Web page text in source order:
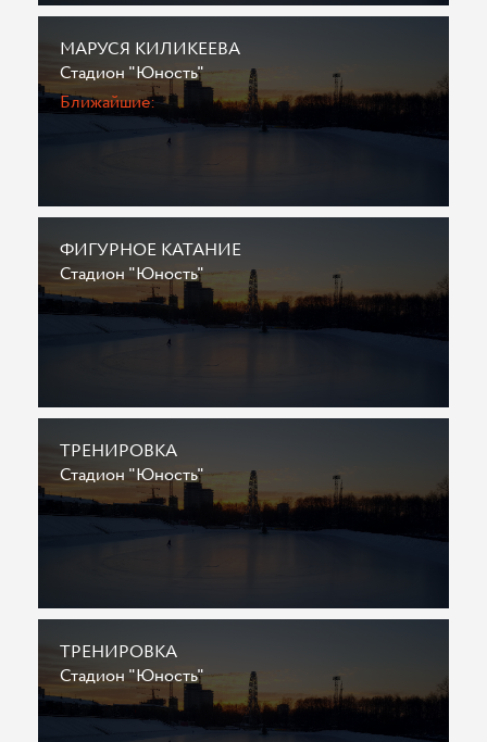
МАРУСЯ КИЛИКЕЕВА
Стадион "Юность"
Ближайшие:
ФИГУРНОЕ КАТАНИЕ
Стадион "Юность"
ТРЕНИРОВКА
Стадион "Юность"
ТРЕНИРОВКА
Стадион "Юность"